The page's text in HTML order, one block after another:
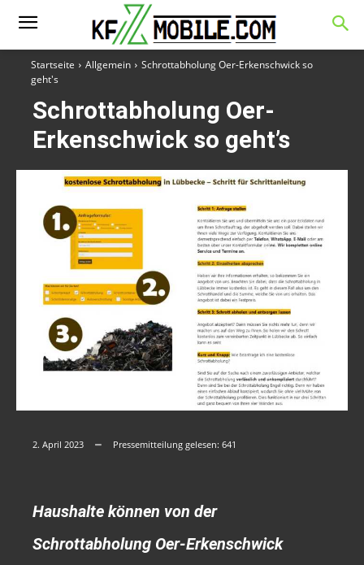
Startseite Allgemein
Schrottabholung Oer-Erkenschwick so
geht's
Schrottabholung Oer-
Erkenschwick so geht’s
2. April 2023 Pressemitteilung gelesen: 641
Haushalte können von der
Schrottabholung Oer-Erkenschwick